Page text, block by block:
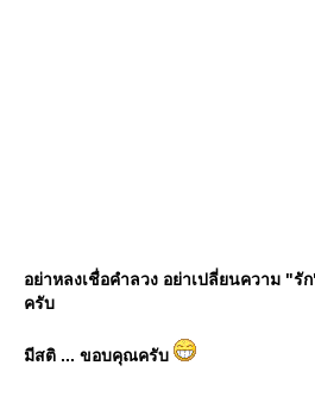
อย่าหลงเชื่อคำลวง อย่าเปลี่ยนความ "
ครับ
มีสติ ... ขอบคุณครับ